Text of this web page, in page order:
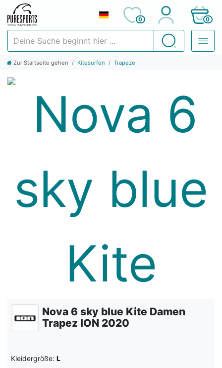
Suchen
0 0
Zur Startseite gehen Kitesurfen Trapeze
Nova 6 sky blue Kite Damen
Trapez ION 2020
Kleidergröße: L